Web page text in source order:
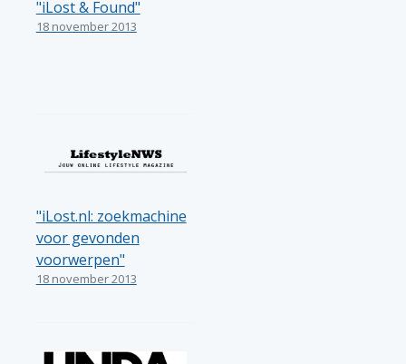
"iLost & Found"
18 november 2013
"iLost.nl: zoekmachine
voor gevonden
voorwerpen"
18 november 2013